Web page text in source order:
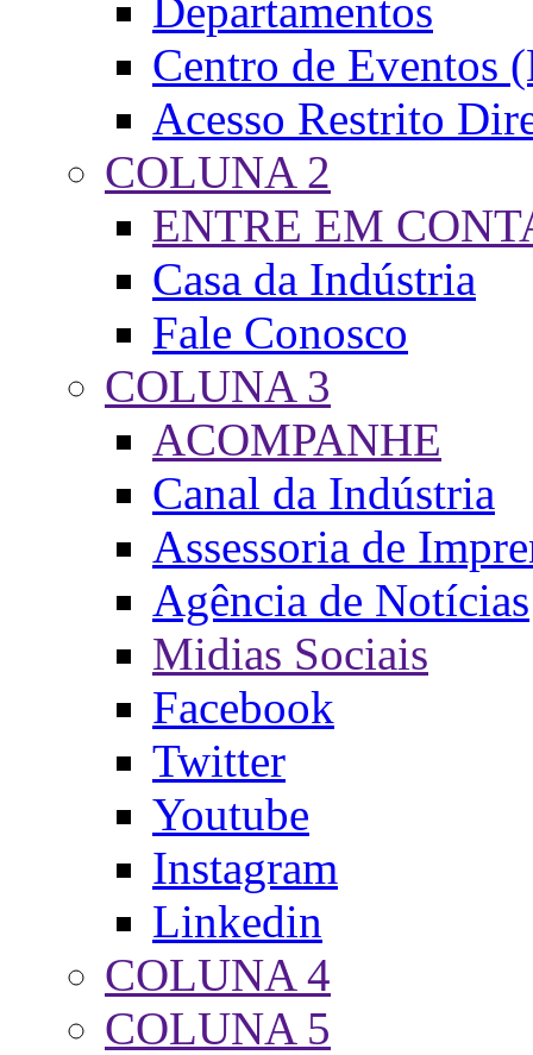
Departamentos
Centro de Eventos
Acesso Restrito
COLUNA 2
ENTRE EM
Casa da Indústria
Fale Conosco
COLUNA 3
ACOMPANHE
Canal da Indústria
Assessoria de
Agência de Notícias
Midias Sociais
Facebook
Twitter
Youtube
Instagram
Linkedin
COLUNA 4
COLUNA 5